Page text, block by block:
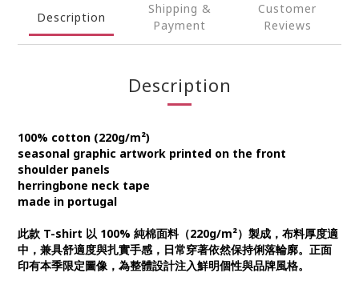
Description
Shipping &
Payment
Customer
Reviews
Description
100% cotton (220g/m²)
seasonal graphic artwork printed on the front
shoulder panels
herringbone neck tape
made in portugal
此款 T-shirt 以 100% 純棉面料（220g/m²）製成，布料厚度適
中，兼具舒適度與扎實手感，日常穿著依然保持俐落輪廓。正面
印有本季限定圖像，為整體設計注入鮮明個性與品牌風格。